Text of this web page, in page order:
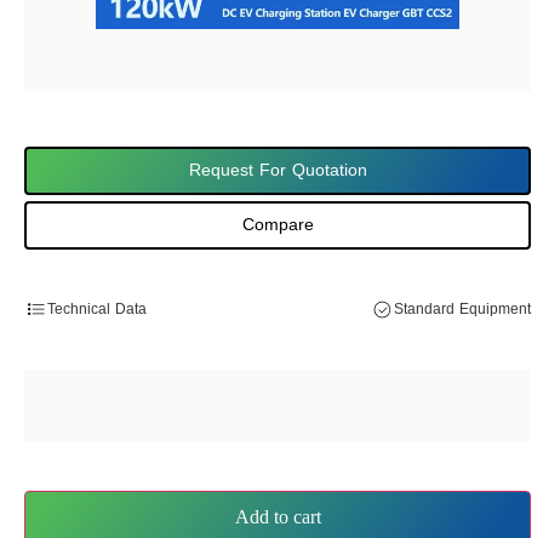
Request For Quotation
Compare
Technical Data Standard Equipment
Add to cart